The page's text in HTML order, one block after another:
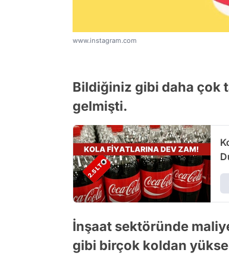
www.instagram.com
Bildiğiniz gibi daha çok
gelmişti.
İnşaat sektöründe
gibi birçok koldan